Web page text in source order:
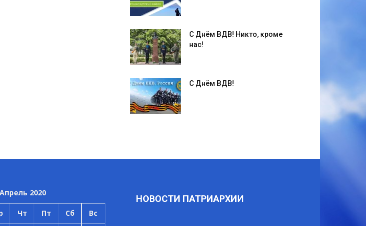
С Днём ВДВ! Никто, кроме
нас!
С Днём ВДВ!
Апрель 2020
Чт Пт Сб Вс
НОВОСТИ ПАТРИАРХИИ